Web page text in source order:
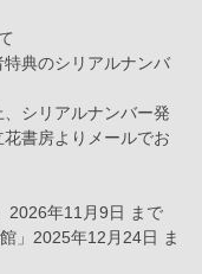
典のシリアルナンバ
シリアルナンバー発
書房よりメールでお
2026年11月9日 まで
」2025年12月24日 ま